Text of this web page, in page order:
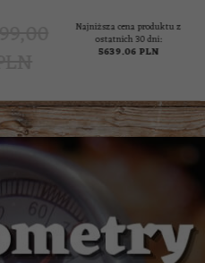
Najniższa cena produktu z
ostatnich 30 dni:
5639.06 PLN